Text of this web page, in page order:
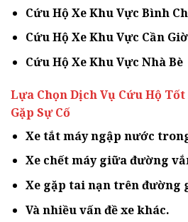
Cứu Hộ Xe Khu Vực Bình
Cứu Hộ Xe Khu Vực Cần Giờ
Cứu Hộ Xe Khu Vực Nhà Bè
Lựa Chọn Dịch Vụ Cứu Hộ
Gặp Sự Cố
Xe tắt máy ngập nước
Xe chết máy giữa đường
Xe gặp tai nạn trên đường
Và nhiều vấn đề xe khác.